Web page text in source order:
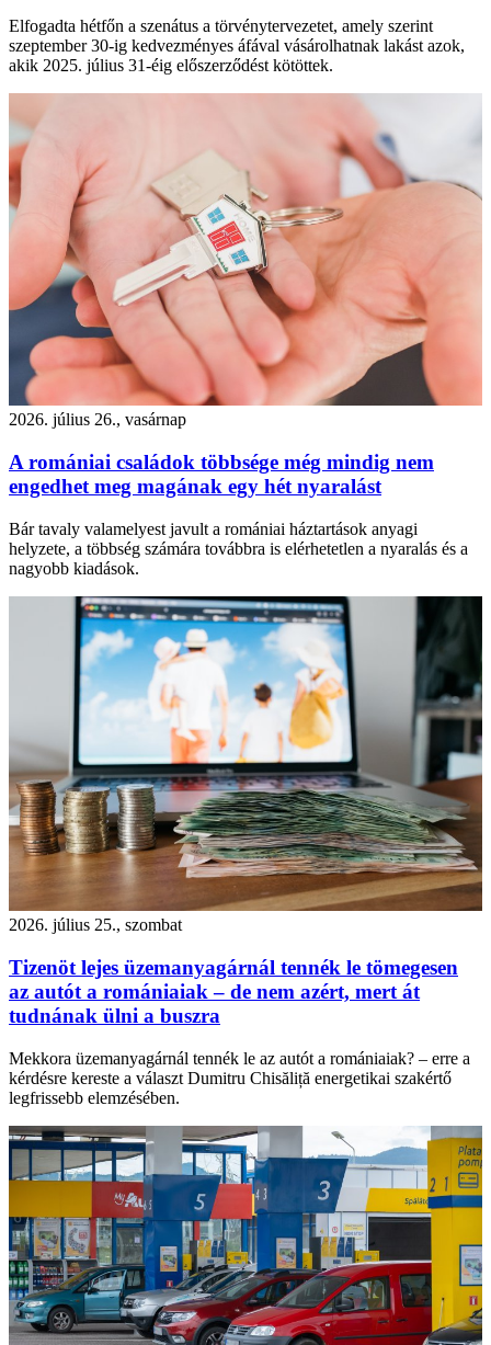
Elfogadta hétfőn a szenátus a törvénytervezetet, amely szerint
szeptember 30-ig kedvezményes áfával vásárolhatnak lakást azok,
akik 2025. július 31-éig előszerződést kötöttek.
2026. július 26., vasárnap
A romániai családok többsége még mindig nem
engedhet meg magának egy hét nyaralást
Bár tavaly valamelyest javult a romániai háztartások anyagi
helyzete, a többség számára továbbra is elérhetetlen a nyaralás és a
nagyobb kiadások.
2026. július 25., szombat
Tizenöt lejes üzemanyagárnál tennék le tömegesen
az autót a romániaiak – de nem azért, mert át
tudnának ülni a buszra
Mekkora üzemanyagárnál tennék le az autót a romániaiak? – erre a
kérdésre kereste a választ Dumitru Chisăliță energetikai szakértő
legfrissebb elemzésében.